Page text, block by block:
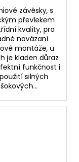
závěsky, s
převlekem
kvality, pro
navázaní
montáže, u
je kladen důraz
funkčnost i
silných
šokových...